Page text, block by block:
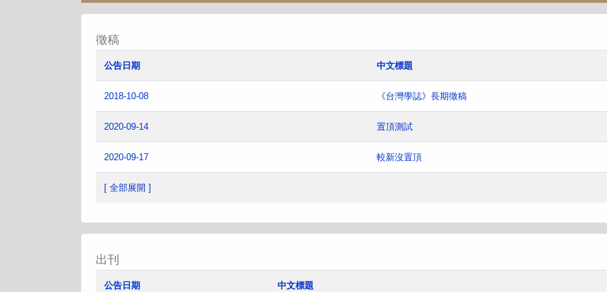
徵稿
公告日期 中文標題
2018-10-08 《台灣學誌》長期徵稿
2020-09-14 置頂測試
2020-09-17 較新沒置頂
[ 全部展開 ]
出刊
公告日期 中文標題